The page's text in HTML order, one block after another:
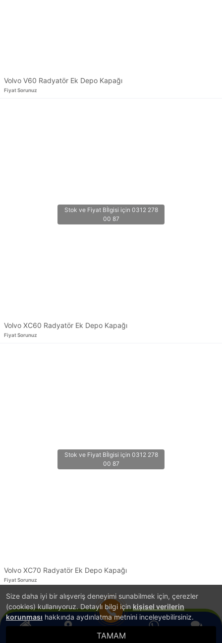
Size daha iyi bir alışveriş deneyimi sunabilmek için, çerezler
(cookies) kullanıyoruz. Detaylı bilgi için kişisel verilerin
korunması hakkında aydınlatma metnini inceleyebilirsiniz.
TAMAM
Hemen Ara
Volvo V60 Radyatör Ek Depo Kapağı
Fiyat Sorunuz
Volvo XC60 Radyatör Ek Depo Kapağı
Fiyat Sorunuz
Volvo XC70 Radyatör Ek Depo Kapağı
Fiyat Sorunuz
1
E-Ticaret Sistemi